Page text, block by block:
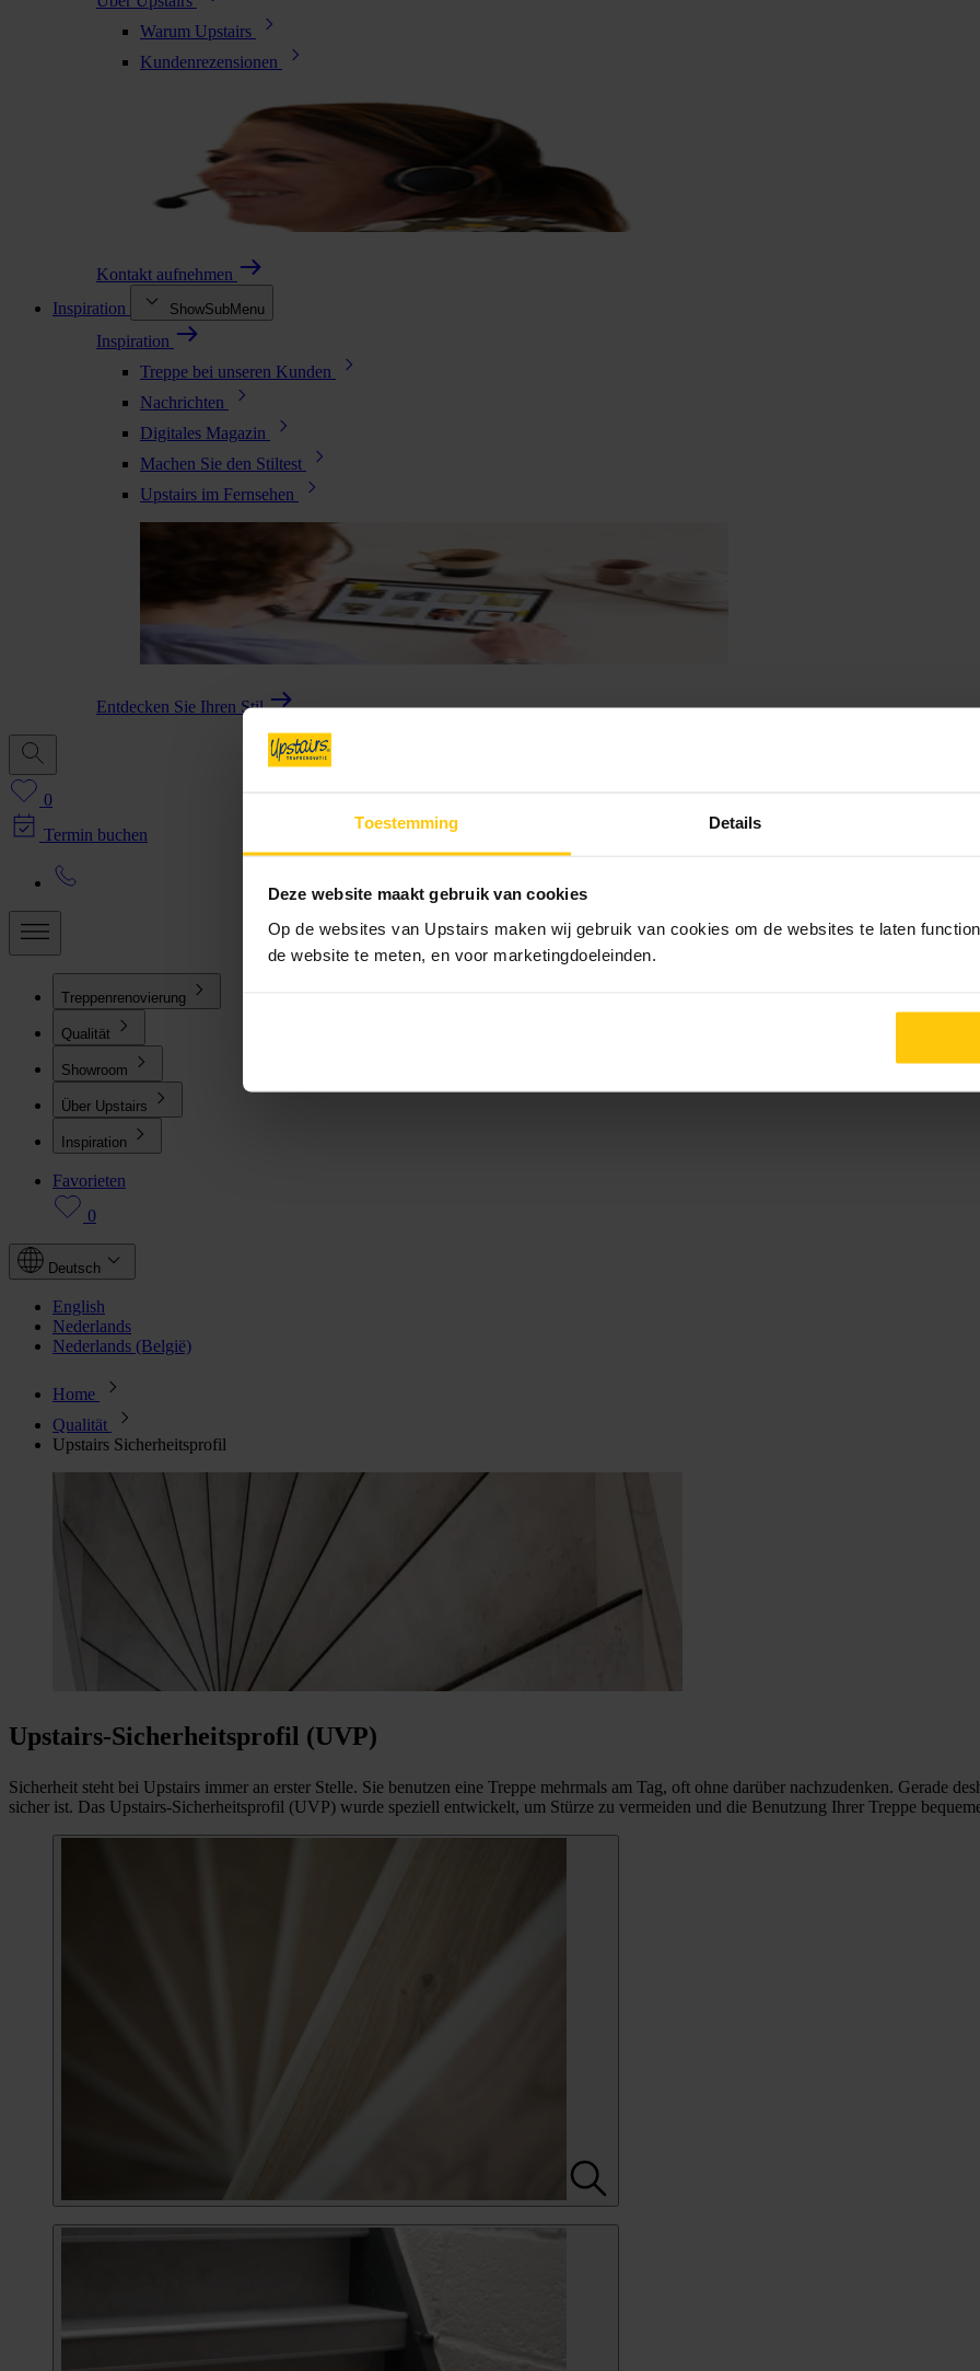
Toestemming Details
Deze website maakt gebruik van cookies
Op de websites van Upstairs maken wij gebruik van cookies om de websites te laten
de website te meten, en voor marketingdoeleinden.
Warum Upstairs
Kundenrezensionen
Kontakt aufnehmen
Inspiration
ShowSubMenu
Inspiration
Treppe bei unseren Kunden
Nachrichten
Digitales Magazin
Machen Sie den Stiltest
Upstairs im Fernsehen
Entdecken Sie Ihren Stil
0
Termin buchen
Treppenrenovierung
Qualität
Showroom
Über Upstairs
Inspiration
Favorieten
0
Deutsch
English
Nederlands
Nederlands (België)
Home
Qualität
Upstairs Sicherheitsprofil
Upstairs-Sicherheitsprofil (UVP)
Sicherheit steht bei Upstairs immer an erster Stelle. Sie benutzen eine Treppe mehrmals am Tag, oft ohne darüber nachzudenken. Gerade
sicher ist. Das Upstairs-Sicherheitsprofil (UVP) wurde speziell entwickelt, um Stürze zu vermeiden und die Benutzung Ihrer Treppe